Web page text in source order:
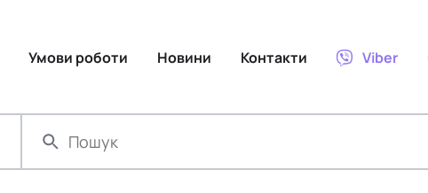
Умови роботи Новини Контакти Viber